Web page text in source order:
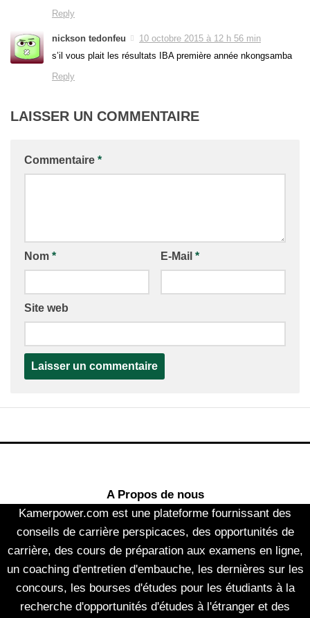
Reply
nickson tedonfeu
10 octobre 2015 à 12 h 56 min
s’il vous plait les résultats IBA première année nkongsamba
Reply
LAISSER UN COMMENTAIRE
Commentaire *
Nom * E-Mail *
Site web
A Propos de nous
Kamerpower.com est une plateforme fournissant des
conseils de carrière perspicaces, des opportunités de
carrière, des cours de préparation aux examens en ligne,
un coaching d'entretien d'embauche, les dernières sur les
concours, les bourses d'études pour les étudiants à la
recherche d'opportunités d'études à l'étranger et des